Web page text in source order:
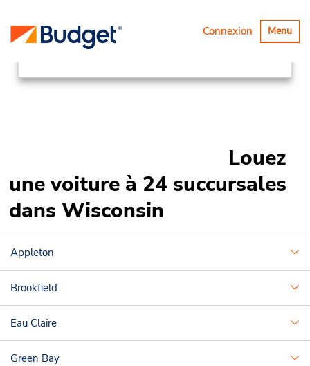
Basculer
la
Menu
Connexion
Succursales
Canada & USA
United States
Wisconsin
Louez
une voiture à 24 succursales
dans Wisconsin
Appleton
Brookfield
Eau Claire
Green Bay